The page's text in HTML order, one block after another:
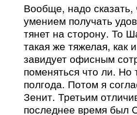
Вообще, надо
умением получать
тянет на сторону. То
такая же тяжелая,
завидует офисным
поменяться что ли.
полгода. Потом я
Зенит. Третьим
последнее время был